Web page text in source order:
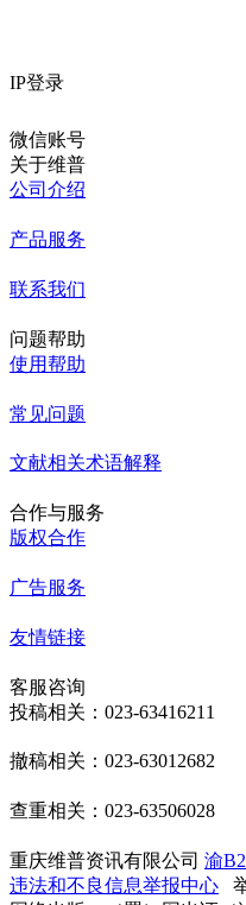
IP登录
微信账号
关于维普
公司介绍
产品服务
联系我们
问题帮助
使用帮助
常见问题
文献相关术语解释
合作与服务
版权合作
广告服务
友情链接
客服咨询
投稿相关：023-63416211
撤稿相关：023-63012682
查重相关：023-63506028
重庆维普资讯有限公司 渝
违法和不良信息举报中心